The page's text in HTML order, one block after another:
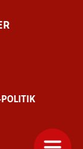
POLITIK